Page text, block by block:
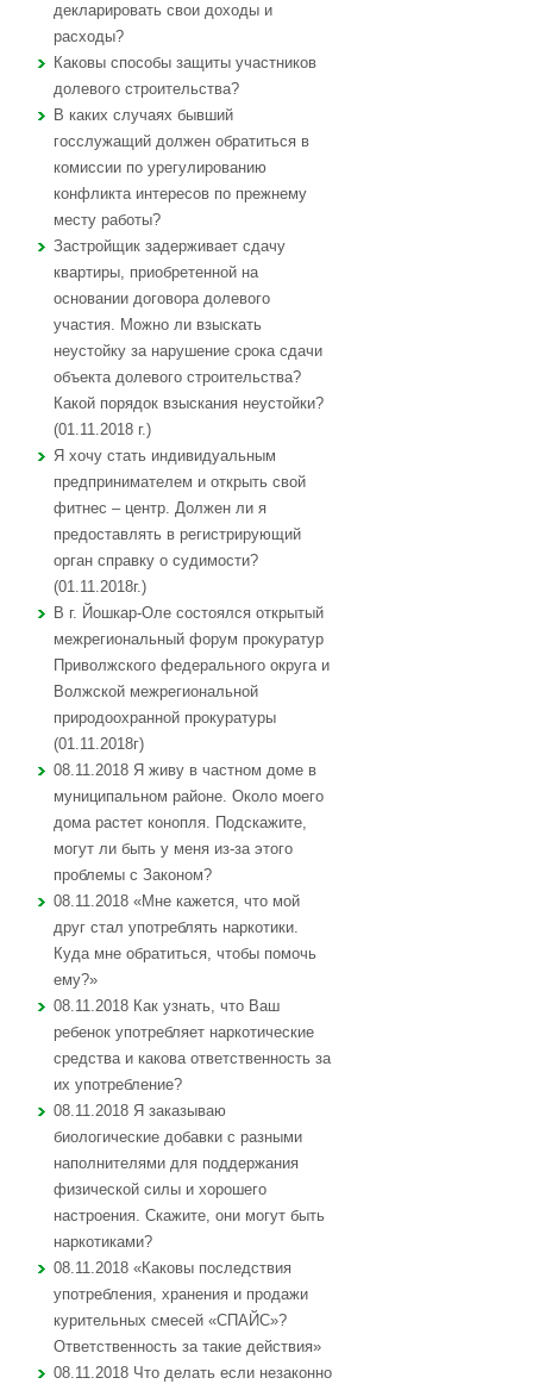
декларировать свои доходы и
расходы?
Каковы способы защиты участников
долевого строительства?
В каких случаях бывший
госслужащий должен обратиться в
комиссии по урегулированию
конфликта интересов по прежнему
месту работы?
Застройщик задерживает сдачу
квартиры, приобретенной на
основании договора долевого
участия. Можно ли взыскать
неустойку за нарушение срока сдачи
объекта долевого строительства?
Какой порядок взыскания неустойки?
(01.11.2018 г.)
Я хочу стать индивидуальным
предпринимателем и открыть свой
фитнес – центр. Должен ли я
предоставлять в регистрирующий
орган справку о судимости?
(01.11.2018г.)
В г. Йошкар-Оле состоялся открытый
межрегиональный форум прокуратур
Приволжского федерального округа и
Волжской межрегиональной
природоохранной прокуратуры
(01.11.2018г)
08.11.2018 Я живу в частном доме в
муниципальном районе. Около моего
дома растет конопля. Подскажите,
могут ли быть у меня из-за этого
проблемы с Законом?
08.11.2018 «Мне кажется, что мой
друг стал употреблять наркотики.
Куда мне обратиться, чтобы помочь
ему?»
08.11.2018 Как узнать, что Ваш
ребенок употребляет наркотические
средства и какова ответственность за
их употребление?
08.11.2018 Я заказываю
биологические добавки с разными
наполнителями для поддержания
физической силы и хорошего
настроения. Скажите, они могут быть
наркотиками?
08.11.2018 «Каковы последствия
употребления, хранения и продажи
курительных смесей «СПАЙС»?
Ответственность за такие действия»
08.11.2018 Что делать если незаконно